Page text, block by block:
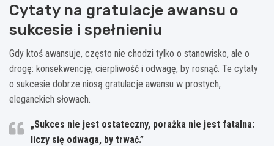
Cytaty na gratulacje awansu o
sukcesie i spełnieniu
Gdy ktoś awansuje, często nie chodzi tylko o stanowisko, ale o
drogę: konsekwencję, cierpliwość i odwagę, by rosnąć. Te cytaty
o sukcesie dobrze niosą gratulacje awansu w prostych,
eleganckich słowach.
„Sukces nie jest ostateczny, porażka nie jest fatalna:
liczy się odwaga, by trwać.”